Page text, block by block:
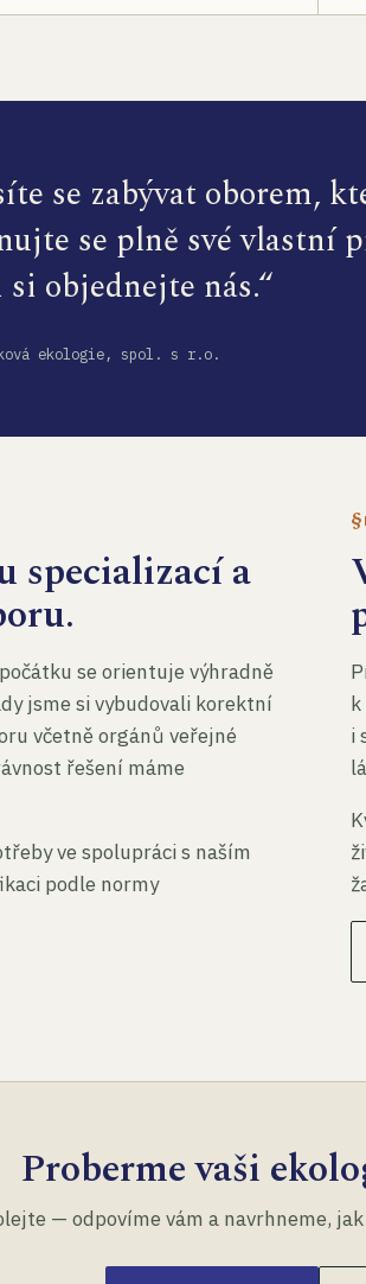
se zabývat oborem,
se plně své vlastní
objednejte nás.“
ekologie, spol. s r.o.
specializací a
se orientuje výhradně
jsme si vybudovali korektní
včetně orgánů veřejné
řešení máme
ve spolupráci s naším
podle normy
i
Proberme vaši
— odpovíme vám a navrhneme,